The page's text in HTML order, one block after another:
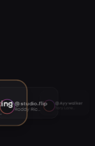
@studio.flip
Roddy Ricch AI voice
@Ayywalker